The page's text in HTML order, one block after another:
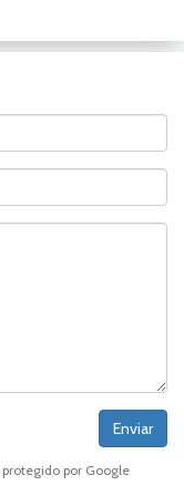
por Google